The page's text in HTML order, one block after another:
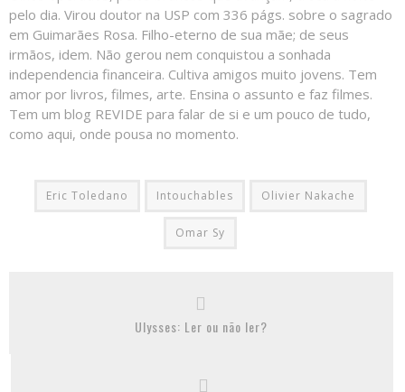
pelo dia. Virou doutor na USP com 336 págs. sobre o sagrado
em Guimarães Rosa. Filho-eterno de sua mãe; de seus
irmãos, idem. Não gerou nem conquistou a sonhada
independencia financeira. Cultiva amigos muito jovens. Tem
amor por livros, filmes, arte. Ensina o assunto e faz filmes.
Tem um blog REVIDE para falar de si e um pouco de tudo,
como aqui, onde pousa no momento.
Eric Toledano Intouchables Olivier Nakache
Omar Sy
Ulysses: Ler ou não ler?